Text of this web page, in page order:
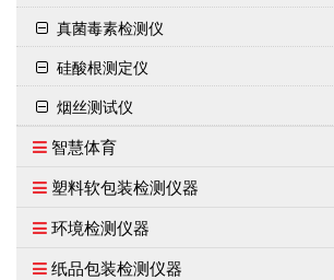
真菌毒素检测仪
硅酸根测定仪
烟丝测试仪
智慧体育
塑料软包装检测仪器
环境检测仪器
纸品包装检测仪器